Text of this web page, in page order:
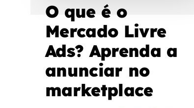
O que é o
Mercado Livre
Ads? Aprenda a
anunciar no
marketplace